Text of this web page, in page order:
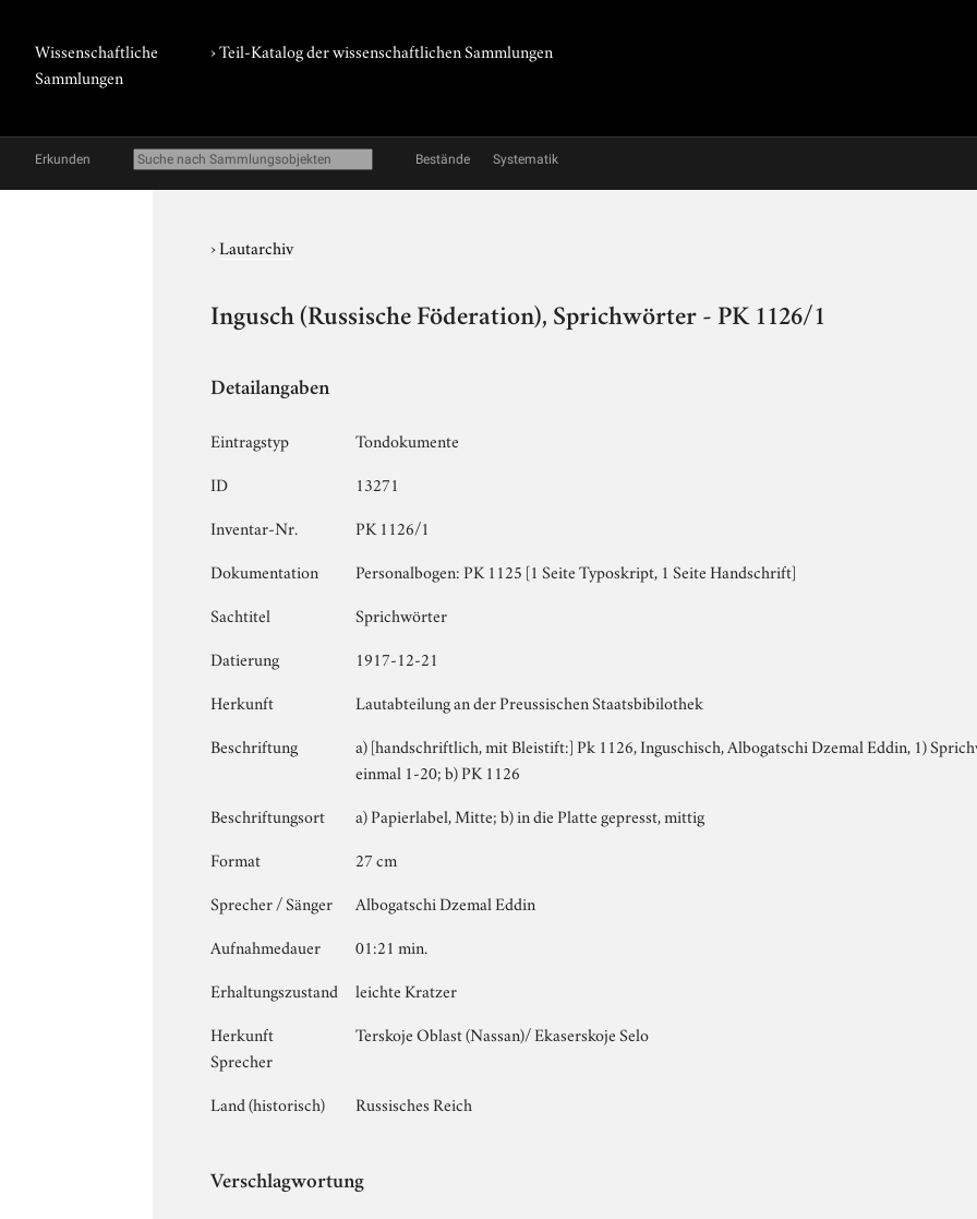
Wissenschaftliche
Sammlungen
› Teil-Katalog der wissenschaftlichen Sammlungen
Erkunden Bestände Systematik
›Lautarchiv
Ingusch (Russische Föderation), Sprichwörter - PK 1126/1
Detailangaben
Eintragstyp
Tondokumente
ID
13271
Inventar-Nr.
PK 1126/1
Dokumentation
Personalbogen: PK 1125 [1 Seite Typoskript, 1 Seite Handschrift]
Sachtitel
Sprichwörter
Datierung
1917-12-21
Herkunft
Lautabteilung an der Preussischen Staatsbibilothek
Beschriftung
a) [handschriftlich, mit Bleistift:] Pk 1126, Inguschisch, Albogatschi Dzemal Eddin, 1)
einmal 1-20; b) PK 1126
Beschriftungsort
a) Papierlabel, Mitte; b) in die Platte gepresst, mittig
Format
27 cm
Sprecher / Sänger
Albogatschi Dzemal Eddin
Aufnahmedauer
01:21 min.
Erhaltungszustand
leichte Kratzer
Herkunft
Sprecher
Terskoje Oblast (Nassan)/ Ekaserskoje Selo
Land (historisch) Russisches Reich
Verschlagwortung